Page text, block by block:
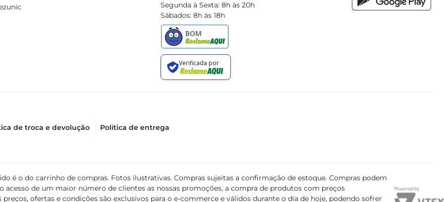
Segunda à Sexta: 8h às 20h
Sábados: 8h às 18h
de troca e devolução Política de entrega
é o do carrinho de compras. Fotos ilustrativas. Compras sujeitas a confirmação de estoque. Compras podem
acesso de um maior número de clientes as nossas promoções, a compra de produtos com preços
ofertas e condições são exclusivos para o e-commerce e válidos durante o dia de hoje, podendo sofrer